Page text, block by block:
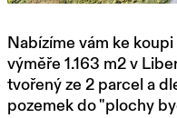
Nabízíme vám ke
výměře 1.163 m2 v
tvořený ze 2 parcel a
pozemek do "plochy